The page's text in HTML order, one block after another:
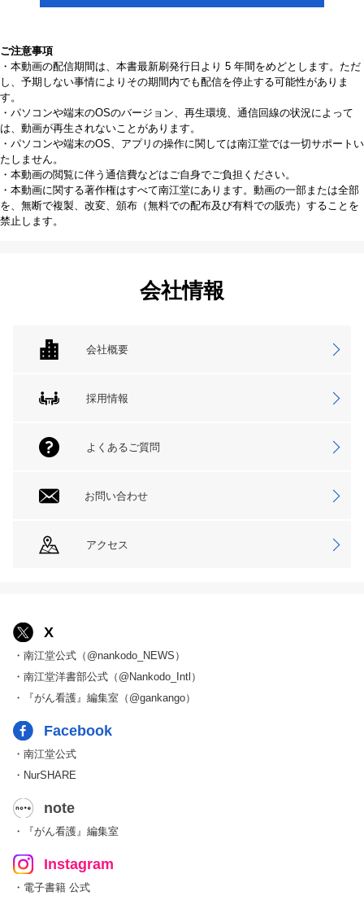
ご注意事項
・本動画の配信期間は、本書最新刷発行日より 5 年間をめどとします。ただ
し、予期しない事情によりその期間内でも配信を停止する可能性がありま
す。
・パソコンや端末のOSのバージョン、再生環境、通信回線の状況によって
は、動画が再生されないことがあります。
・パソコンや端末のOS、アプリの操作に関しては南江堂では一切サポートい
たしません。
・本動画の閲覧に伴う通信費などはご自身でご負担ください。
・本動画に関する著作権はすべて南江堂にあります。動画の一部または全部
を、無断で複製、改変、頒布（無料での配布及び有料での販売）することを
禁止します。
会社情報
会社概要
採用情報
よくあるご質問
お問い合わせ
アクセス
X
・南江堂公式（@nankodo_NEWS）
・南江堂洋書部公式（@Nankodo_Intl）
・『がん看護』編集室（@gankango）
Facebook
・南江堂公式
・NurSHARE
note
・『がん看護』編集室
Instagram
・電子書籍 公式